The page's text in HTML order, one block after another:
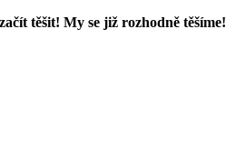
těšit! My se již rozhodně těšíme!